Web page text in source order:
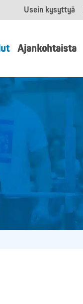
Usein kysyttyä
Ajankohtaista